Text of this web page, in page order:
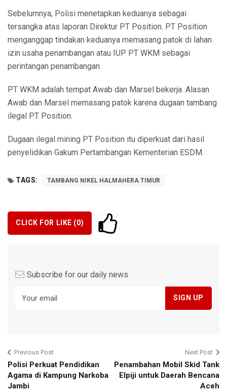
Sebelumnya, Polisi menetapkan keduanya sebagai
tersangka atas laporan Direktur PT Position. PT Position
menganggap tindakan keduanya memasang patok di lahan
izin usaha penambangan atau IUP PT WKM sebagai
perintangan penambangan.
PT WKM adalah tempat Awab dan Marsel bekerja. Alasan
Awab dan Marsel memasang patok karena dugaan tambang
ilegal PT Position.
Dugaan ilegal mining PT Position itu diperkuat dari hasil
penyelidikan Gakum Pertambangan Kementerian ESDM.
TAGS: TAMBANG NIKEL HALMAHERA TIMUR
CLICK FOR LIKE (0)
Subscribe for our daily news
Previous Post
Polisi Perkuat Pendidikan
Agama di Kampung Narkoba
Jambi
Next Post
Penambahan Mobil Skid Tank
Elpiji untuk Daerah Bencana
Aceh